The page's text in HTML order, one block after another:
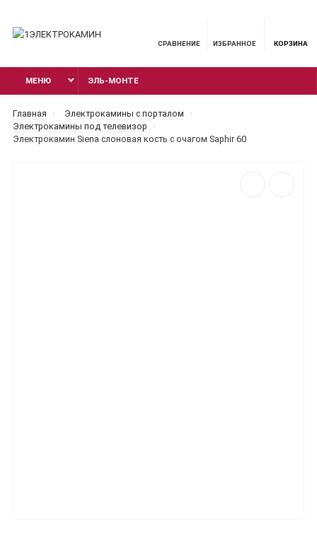
СРАВНЕНИЕ ИЗБРАННОЕ КОРЗИНА
МЕНЮ ЭЛЬ-МОНТЕ
Главная
Электрокамины с порталом
Электрокамины под телевизор
Электрокамин Siena слоновая кость с очагом Saphir 60